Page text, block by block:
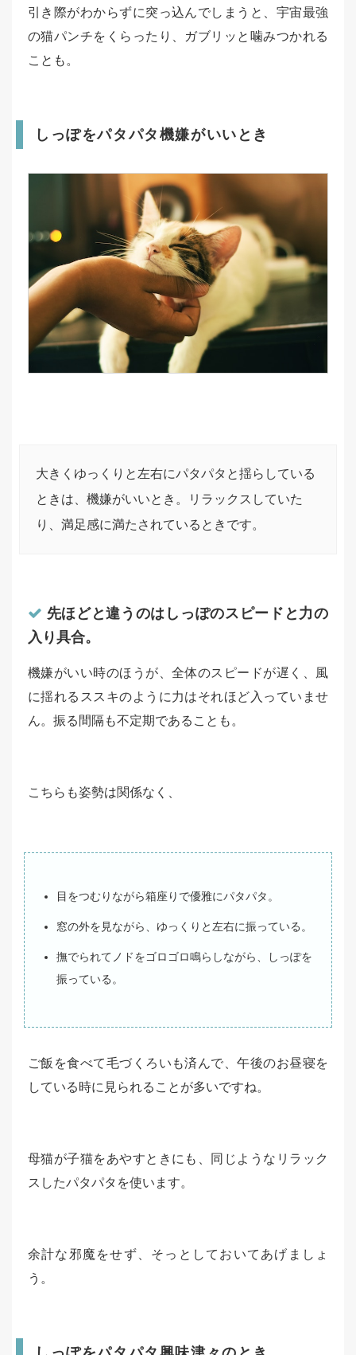
引き際がわからずに突っ込んでしまうと、宇宙最強
の猫パンチをくらったり、ガブリッと噛みつかれる
ことも。
しっぽをパタパタ機嫌がいいとき
大きくゆっくりと左右にパタパタと揺らしている
ときは、機嫌がいいとき。リラックスしていた
り、満足感に満たされているときです。
先ほどと違うのはしっぽのスピードと力の
入り具合。
機嫌がいい時のほうが、全体のスピードが遅く、風
に揺れるススキのように力はそれほど入っていませ
ん。振る間隔も不定期であることも。
こちらも姿勢は関係なく、
目をつむりながら箱座りで優雅にパタパタ。
窓の外を見ながら、ゆっくりと左右に振っている。
撫でられてノドをゴロゴロ鳴らしながら、しっぽを
振っている。
ご飯を食べて毛づくろいも済んで、午後のお昼寝を
している時に見られることが多いですね。
母猫が子猫をあやすときにも、同じようなリラック
スしたパタパタを使います。
余計な邪魔をせず、そっとしておいてあげましょ
う。